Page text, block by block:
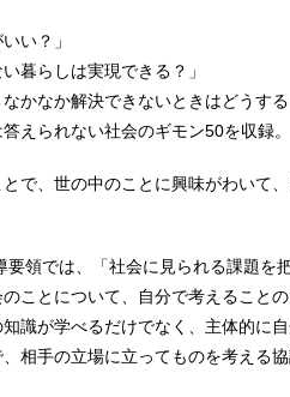
い？」
暮らしは実現できる？」
かなか解決できないときはどうする
えられない社会のギモン50を収録。
で、世の中のことに興味がわいて
要領では、「社会に見られる課題を
ことについて、自分で考えること
識が学べるだけでなく、主体的に
相手の立場に立ってものを考える協